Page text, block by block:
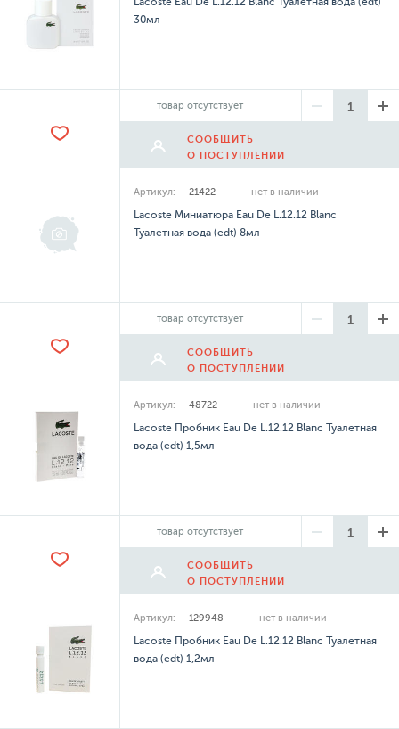
30мл
товар отсутствует
СООБЩИТЬ
О ПОСТУПЛЕНИИ
Артикул: 21422 нет в наличии
Lacoste Миниатюра Eau De L.12.12 Blanc
Туалетная вода (edt) 8мл
товар отсутствует
СООБЩИТЬ
О ПОСТУПЛЕНИИ
Артикул: 48722 нет в наличии
Lacoste Пробник Eau De L.12.12 Blanc Туалетная
вода (edt) 1,5мл
товар отсутствует
СООБЩИТЬ
О ПОСТУПЛЕНИИ
Артикул: 129948 нет в наличии
Lacoste Пробник Eau De L.12.12 Blanc Туалетная
вода (edt) 1,2мл